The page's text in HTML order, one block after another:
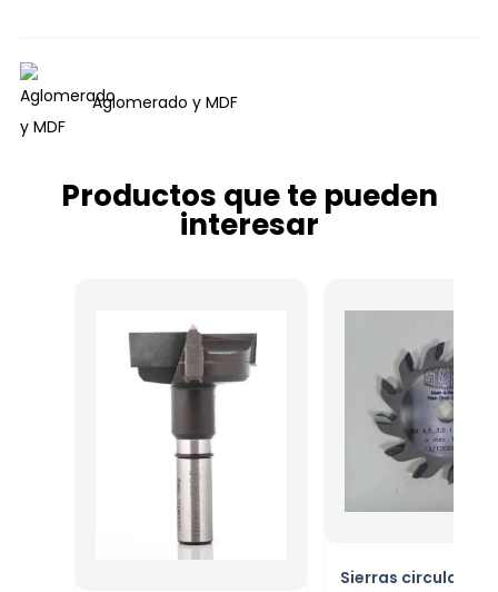
Aglomerado y MDF
Productos que te pueden
interesar
Sierras circulares